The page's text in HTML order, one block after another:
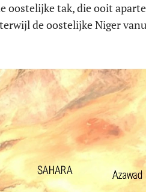
oostelijke tak, die ooit
de oostelijke Niger